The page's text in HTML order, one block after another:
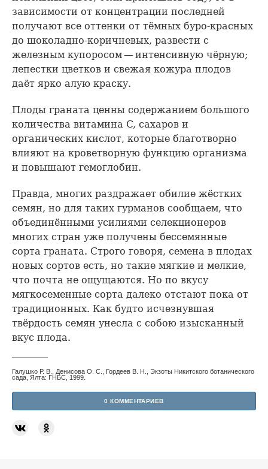
зависимости от концентрации последней
получают все оттенки от тёмных буро-красных
до шоколадно-коричневых, развести с
железным купоросом — интенсивную чёрную;
лепестки цветков и свежая кожура плодов
даёт ярко алую краску.
Плоды граната ценны содержанием большого
количества витамина C, сахаров и
органических кислот, которые благотворно
влияют на кроветворную функцию организма
и повышают гемоглобин.
Правда, многих раздражает обилие жёстких
семян, но для таких гурманов сообщаем, что
объединёнными усилиями селекционеров
многих стран уже получены бессемянные
сорта граната. Строго говоря, семена в плодах
новых сортов есть, но такие мягкие и мелкие,
что почта не ощущаются. Но по вкусу
мягкосеменные сорта далеко отстают пока от
традиционных. Как будто исчезнувшая
твёрдость семян унесла с собою изысканный
вкус плода.
Галушко Р. В., Денисова О. С., Гордеев В. Н., Экзоты Никитского ботанического
сада, Ялта: ГНБС, 1999.
0 КОММЕНТАРИЕВ